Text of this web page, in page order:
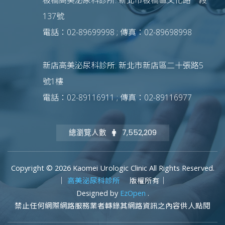
137號
電話：02-89699998 ; 傳真：02-89698998
新店高美泌尿科診所: 新北市新店區二十張路5
號1樓
電話：02-89116911 ; 傳真：02-89116977
總瀏覽人數 7,552,209
Copyright © 2026 Kaomei Urologic Clinic All Rights Reserved.
高美泌尿科診所
版權所有｜
Designed by EzOpen .
禁止任何網際網路服務業者轉錄其網路資訊之內容供人點閱